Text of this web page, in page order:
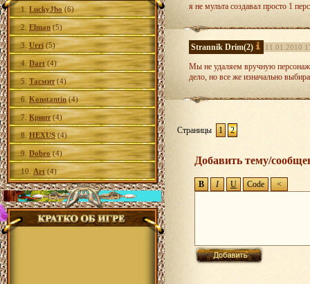
1. LuckyJho (6)
2. Elman(5)
3. Urri (5)
4. Dart (4)
5. Тасмит(4)
6. Konstantin(4)
7. Крипт(4)
8. HEXUS(4)
9. Dobro(4)
10. Art (4)
я не мульта создавал просто 1
Strannik Drim(2) 11.01.2010
Мы не удаляем вручную
дело, но все же изначально
Страницы 1 2
Добавить тему/